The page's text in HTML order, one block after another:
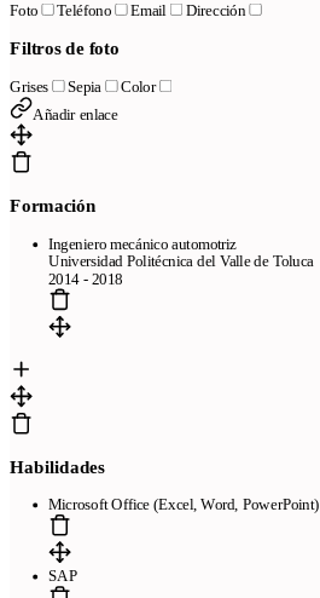
Foto Teléfono Email Dirección
Filtros de foto
Grises Sepia Color
Añadir enlace
Formación
Ingeniero mecánico automotriz
Universidad Politécnica del Valle de Toluca
2014 - 2018
Habilidades
Microsoft Office (Excel, Word, PowerPoint)
SAP